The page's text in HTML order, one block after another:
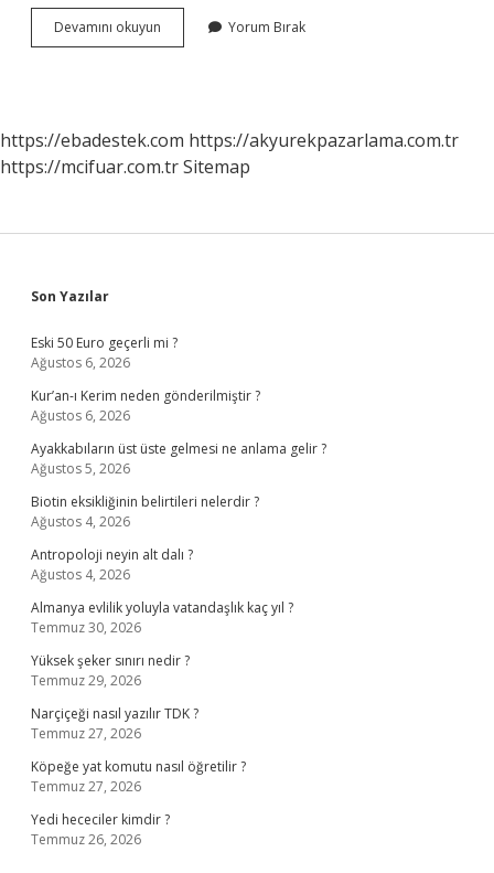
Devamını okuyun
Eğitimi
Yorum Bırak
https://ebadestek.com https://akyurekpazarlama.com.tr
https://mcifuar.com.trSitemap
Sidebar
Son Yazılar
Eski 50 Euro geçerli mi ?
Ağustos 6, 2026
Kur’an-ı Kerim neden gönderilmiştir ?
Ağustos 6, 2026
Ayakkabıların üst üste gelmesi ne anlama gelir ?
Ağustos 5, 2026
Biotin eksikliğinin belirtileri nelerdir ?
Ağustos 4, 2026
Antropoloji neyin alt dalı ?
Ağustos 4, 2026
Almanya evlilik yoluyla vatandaşlık kaç yıl ?
Temmuz 30, 2026
Yüksek şeker sınırı nedir ?
Temmuz 29, 2026
Narçiçeği nasıl yazılır TDK ?
Temmuz 27, 2026
Köpeğe yat komutu nasıl öğretilir ?
Temmuz 27, 2026
Yedi hececiler kimdir ?
Temmuz 26, 2026